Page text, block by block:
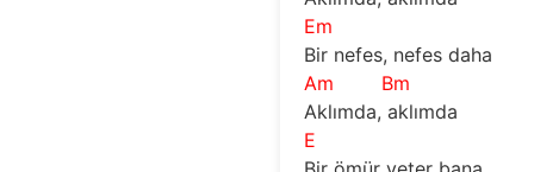
Em
Bir nefes, nefes daha
Am
Bm
Aklımda, aklımda
E